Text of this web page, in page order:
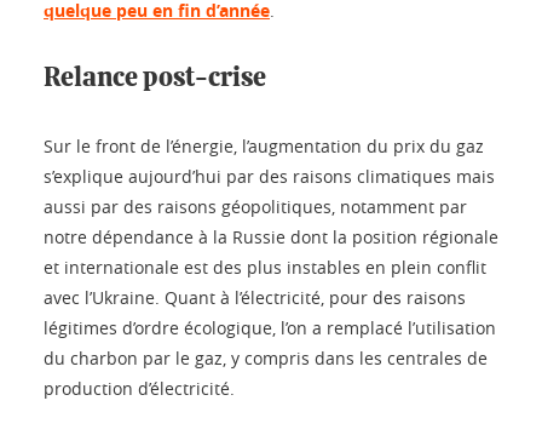
quelque peu en fin d’année.
Relance post-crise
Sur le front de l’énergie, l’augmentation du prix du gaz
s’explique aujourd’hui par des raisons climatiques mais
aussi par des raisons géopolitiques, notamment par
notre dépendance à la Russie dont la position régionale
et internationale est des plus instables en plein conflit
avec l’Ukraine. Quant à l’électricité, pour des raisons
légitimes d’ordre écologique, l’on a remplacé l’utilisation
du charbon par le gaz, y compris dans les centrales de
production d’électricité.